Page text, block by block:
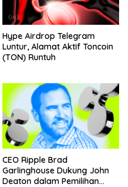
Hype Airdrop Telegram
Luntur, Alamat Aktif Toncoin
(TON) Runtuh
CEO Ripple Brad
Garlinghouse Dukung John
Deaton dalam Pemilihan